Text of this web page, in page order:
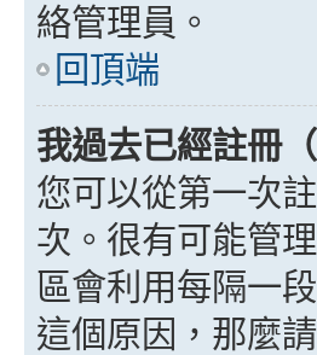
絡管理員。
回頂端
我過去已經註冊
您可以從第一次
次。很有可能管
區會利用每隔一
這個原因，那麼